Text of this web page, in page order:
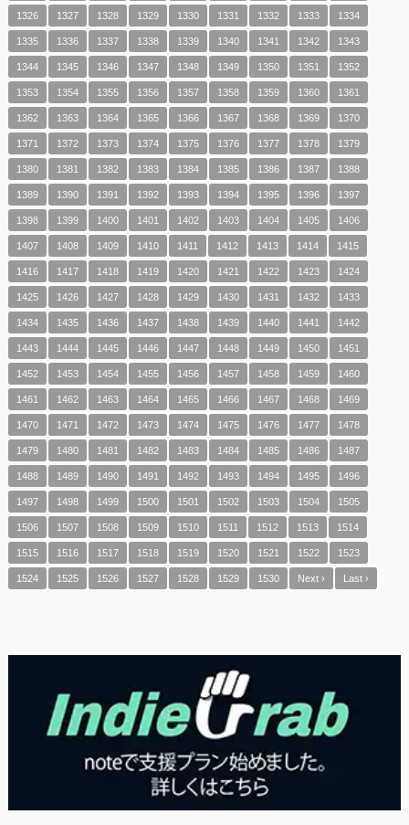
1326 1327 1328 1329 1330 1331 1332 1333 1334
1335 1336 1337 1338 1339 1340 1341 1342 1343
1344 1345 1346 1347 1348 1349 1350 1351 1352
1353 1354 1355 1356 1357 1358 1359 1360 1361
1362 1363 1364 1365 1366 1367 1368 1369 1370
1371 1372 1373 1374 1375 1376 1377 1378 1379
1380 1381 1382 1383 1384 1385 1386 1387 1388
1389 1390 1391 1392 1393 1394 1395 1396 1397
1398 1399 1400 1401 1402 1403 1404 1405 1406
1407 1408 1409 1410 1411 1412 1413 1414 1415
1416 1417 1418 1419 1420 1421 1422 1423 1424
1425 1426 1427 1428 1429 1430 1431 1432 1433
1434 1435 1436 1437 1438 1439 1440 1441 1442
1443 1444 1445 1446 1447 1448 1449 1450 1451
1452 1453 1454 1455 1456 1457 1458 1459 1460
1461 1462 1463 1464 1465 1466 1467 1468 1469
1470 1471 1472 1473 1474 1475 1476 1477 1478
1479 1480 1481 1482 1483 1484 1485 1486 1487
1488 1489 1490 1491 1492 1493 1494 1495 1496
1497 1498 1499 1500 1501 1502 1503 1504 1505
1506 1507 1508 1509 1510 1511 1512 1513 1514
1515 1516 1517 1518 1519 1520 1521 1522 1523
1524 1525 1526 1527 1528 1529 1530 Next › Last ›